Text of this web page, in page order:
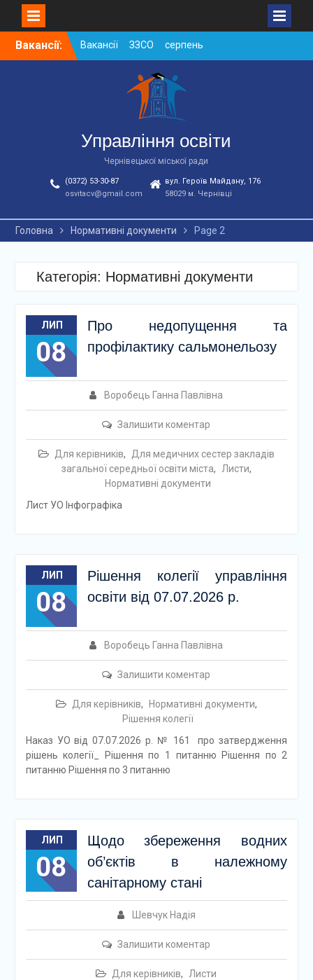
SkipВакансії:
Вакансії ЗЗСО серпень
2026
Вакансії ЗЗСО червень
Вакансії у ЗДО та
дошкільних підрозділах
ЗЗСО станом на
01.08.2026 р.
Управління освіти
Чернівецької міської ради
(0372) 53-30-87
osvitacv@gmail.com
вул. Героїв Майдану, 176
58029 м. Чернівці
Головна Нормативні документи Page 2
Категорія: Нормативні документи
ЛИП
08
Про недопущення та
профілактику сальмонельозу
Воробець Ганна Павлівна
Залишити коментар
Для керівників,
Для медичних сестер закладів
загальної середньої освіти міста, Листи,
Нормативні документи
Лист УО Інфографіка
ЛИП
08
Рішення колегії управління
освіти від 07.07.2026 р.
Воробець Ганна Павлівна
Залишити коментар
Для керівників, Нормативні документи,
Рішення колегії
Наказ УО від 07.07.2026 р. № 161 про затвердження
рішень колегії_ Рішення по 1 питанню Рішення по 2
питанню Рішення по 3 питанню
ЛИП
08
Щодо збереження водних
об’єктів в належному
санітарному стані
Шевчук Надія
Залишити коментар
Для керівників,
Листи